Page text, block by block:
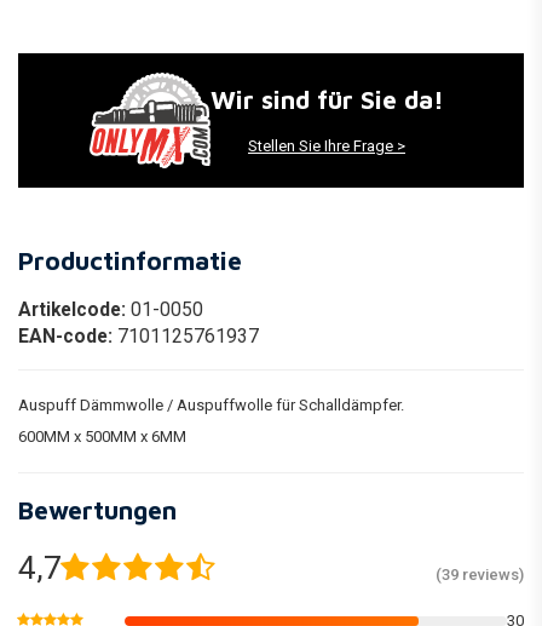
Wir sind für Sie da!
Stellen Sie Ihre Frage >
Productinformatie
Artikelcode: 01-0050
EAN-code: 7101125761937
Auspuff Dämmwolle / Auspuffwolle für Schalldämpfer.
600MM x 500MM x 6MM
Bewertungen
4,7 (39 reviews)
30